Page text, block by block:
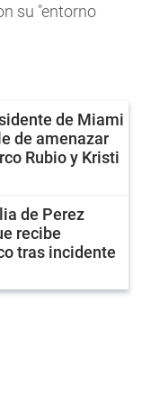
su "entorno
de Miami
de amenazar
Rubio y Kristi
de Perez
recibe
tras incidente